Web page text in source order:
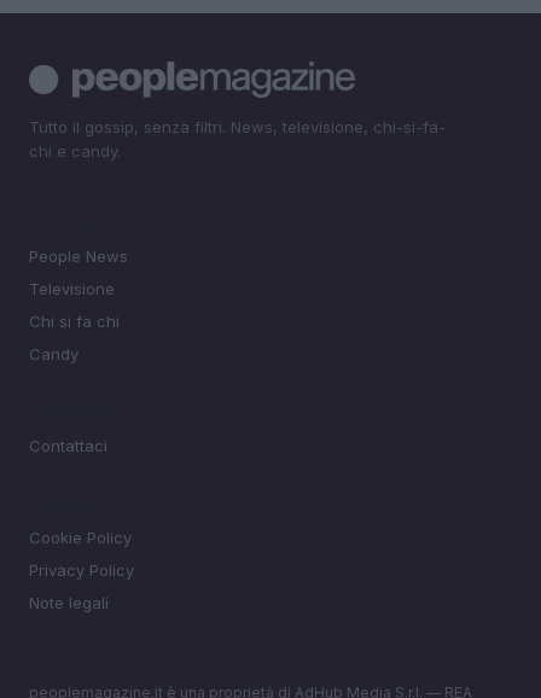
Tutto il gossip, senza filtri. News, televisione, chi-si-fa-
chi e candy.
People News
Televisione
Chi si fa chi
Candy
Contattaci
Cookie Policy
Privacy Policy
Note legali
peoplemagazine.it è una proprietà di AdHub Media S.r.l. — REA